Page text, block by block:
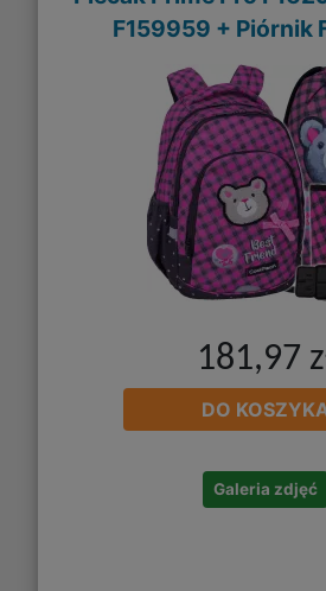
F159959 + Piórnik
181,97
DO
Galeria zdjęć